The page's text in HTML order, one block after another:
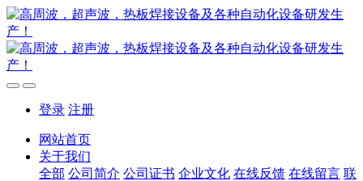
登录 注册
网站首页
关于我们
全部 公司简介 公司证书 企业文化 在线反馈 在线留言 联